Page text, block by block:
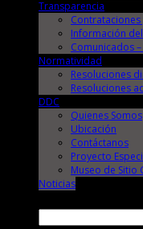
Transparencia
Información
Comunicados
Normatividad
Resoluciones
Resoluciones
DDC
Quienes Somos
Ubicación
Contáctanos
Proyecto
Museo de Sitio
Noticias